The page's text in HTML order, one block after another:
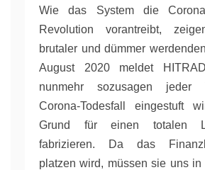
Wie das System die Corona-
Revolution vorantreibt,
brutaler und dümmer
August 2020 meldet
nunmehr sozusagen jeder
Corona-Todesfall eingestuft
Grund für einen totalen
fabrizieren. Da das
platzen wird, müssen sie uns in